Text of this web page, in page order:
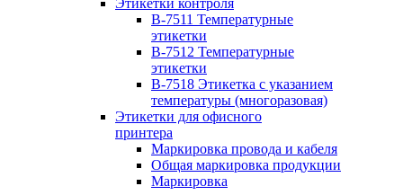
Этикетки контроля
B-7511 Температурные
этикетки
B-7512 Температурные
этикетки
B-7518 Этикетка с указанием
температуры (многоразовая)
Этикетки для офисного
принтера
Маркировка провода и кабеля
Общая маркировка продукции
Маркировка